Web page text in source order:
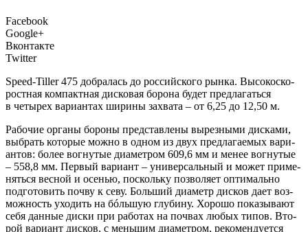
Facebook
Google+
Вконтакте
Twitter
Speed-Tiller 475 добра­лась до рос­сий­ско­го рын­ка. Высо­ко­ско­
рост­ная ком­пакт­ная дис­ко­вая боро­на будет пред­ла­гать­ся
в четы­рех вари­ан­тах шири­ны захва­та – от 6,25 до 12,50 м.
Рабо­чие орга­ны боро­ны пред­став­ле­ны вырез­ны­ми дис­ка­ми,
выбрать кото­рые мож­но в одном из двух пред­ла­га­е­мых вари­
ан­тов: более вогну­тые диа­мет­ром 609,6 мм и менее вогну­тые
– 558,8 мм. Пер­вый вари­ант – уни­вер­саль­ный и может при­ме­
нять­ся вес­ной и осе­нью, посколь­ку поз­во­ля­ет опти­маль­но
под­го­то­вить поч­ву к севу. Боль­ший диа­метр дис­ков дает воз­
мож­ность ухо­дить на бóль­шую глу­би­ну. Хоро­шо пока­зы­ва­ют
себя дан­ные дис­ки при рабо­тах на поч­вах любых типов. Вто­
рой вари­ант дис­ков, с мень­шим диа­мет­ром, реко­мен­ду­ет­ся